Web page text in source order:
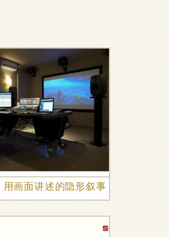
用画面讲述的隐形叙事